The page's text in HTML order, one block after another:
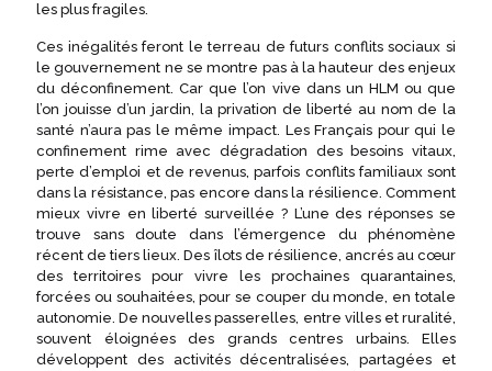
les plus fragiles.
Ces inégalités feront le terreau de futurs conflits sociaux si
le gouvernement ne se montre pas à la hauteur des enjeux
du déconfinement. Car que l’on vive dans un HLM ou que
l’on jouisse d’un jardin, la privation de liberté au nom de la
santé n’aura pas le même impact. Les Français pour qui le
confinement rime avec dégradation des besoins vitaux,
perte d’emploi et de revenus, parfois conflits familiaux sont
dans la résistance, pas encore dans la résilience. Comment
mieux vivre en liberté surveillée ? L’une des réponses se
trouve sans doute dans l’émergence du phénomène
récent de tiers lieux. Des îlots de résilience, ancrés au cœur
des territoires pour vivre les prochaines quarantaines,
forcées ou souhaitées, pour se couper du monde, en totale
autonomie. De nouvelles passerelles, entre villes et ruralité,
souvent éloignées des grands centres urbains. Elles
développent des activités décentralisées, partagées et